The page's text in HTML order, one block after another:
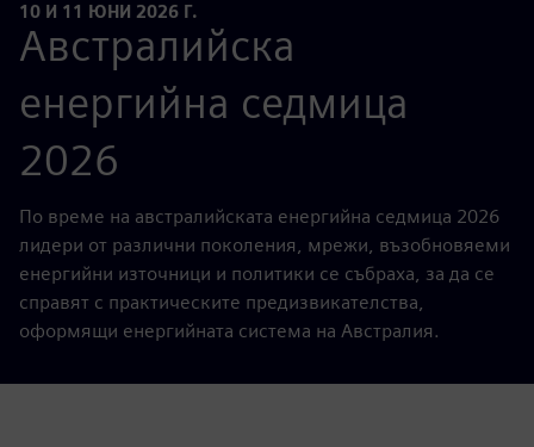
10 И 11 ЮНИ 2026 Г.
Австралийска
енергийна седмица
2026
По време на австралийската енергийна седмица 2026
лидери от различни поколения, мрежи, възобновяеми
енергийни източници и политики се събраха, за да се
справят с практическите предизвикателства,
оформящи енергийната система на Австралия.